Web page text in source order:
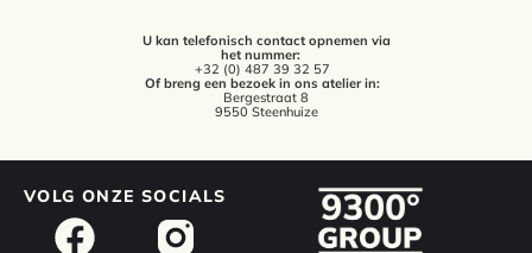
U kan telefonisch contact opnemen via
het nummer:
+32 (0) 487 39 32 57
Of breng een bezoek in ons atelier in:
Bergestraat 8
9550 Steenhuize
VOLG ONZE SOCIALS